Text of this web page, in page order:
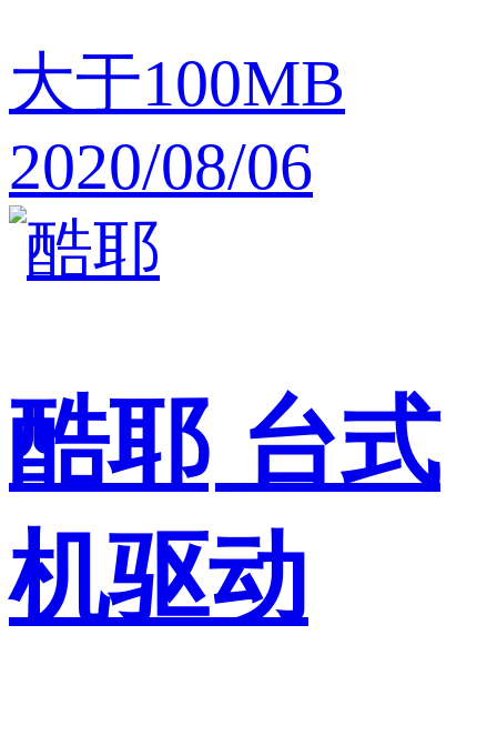
大于100MB
2020/08/06
酷耶 台式
机驱动